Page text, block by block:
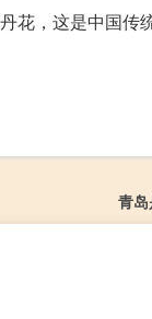
花，这是中国传
青